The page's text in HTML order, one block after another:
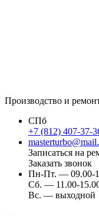
Производство и
СПб
+7 (812) 407-37-
Записаться на
Заказать звонок
Пн-Пт. — 09.00-
Сб. — 11.00-
Вс. — выходной